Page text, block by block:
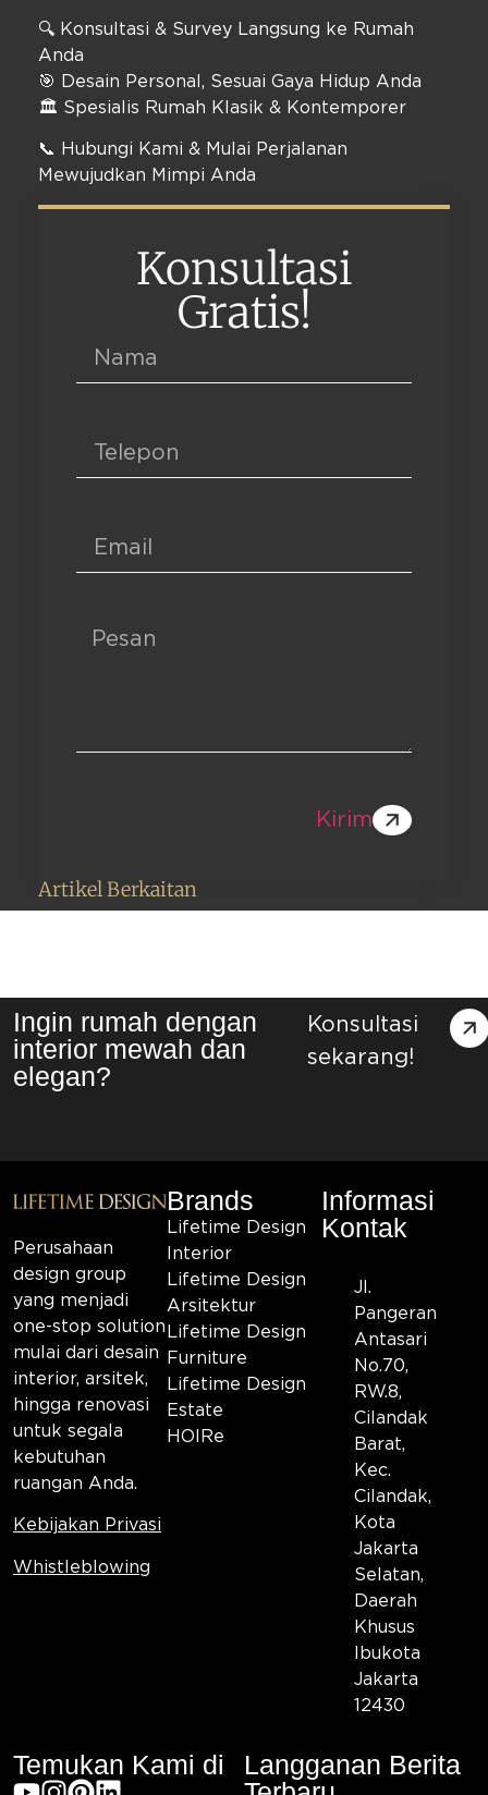
🔍 Konsultasi & Survey Langsung ke Rumah
Anda
🎯 Desain Personal, Sesuai Gaya Hidup Anda
🏛️ Spesialis Rumah Klasik & Kontemporer
📞 Hubungi Kami & Mulai Perjalanan
Mewujudkan Mimpi Anda
Konsultasi
Gratis!
Kirim
Artikel Berkaitan
Ingin rumah dengan
interior mewah dan
elegan?
Konsultasi
sekarang!
Perusahaan
design group
yang menjadi
one-stop solution
mulai dari desain
interior, arsitek,
hingga renovasi
untuk segala
kebutuhan
ruangan Anda.
Kebijakan Privasi
Whistleblowing
Brands
Lifetime Design
Interior
Lifetime Design
Arsitektur
Lifetime Design
Furniture
Lifetime Design
Estate
HOIRe
Informasi
Kontak
Jl.
Pangeran
Antasari
No.70,
RW.8,
Cilandak
Barat,
Kec.
Cilandak,
Kota
Jakarta
Selatan,
Daerah
Khusus
Ibukota
Jakarta
12430
Temukan Kami di
Langganan Berita